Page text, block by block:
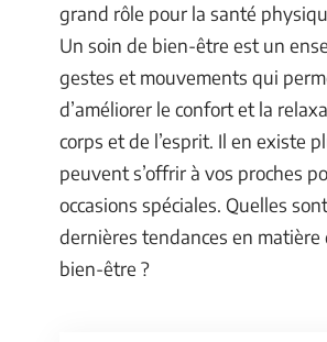
grand rôle pour la santé
Un soin de bien-être est un
gestes et mouvements qui
d’améliorer le confort et la
corps et de l’esprit. Il en existe
peuvent s’offrir à vos proches
occasions spéciales. Quelles
dernières tendances en matière
bien-être ?